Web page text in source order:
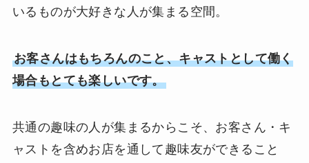
いるものが大好きな人が集まる空間。
お客さんはもちろんのこと、キャストとして働く
場合もとても楽しいです。
共通の趣味の人が集まるからこそ、お客さん・キ
ャストを含めお店を通して趣味友ができること